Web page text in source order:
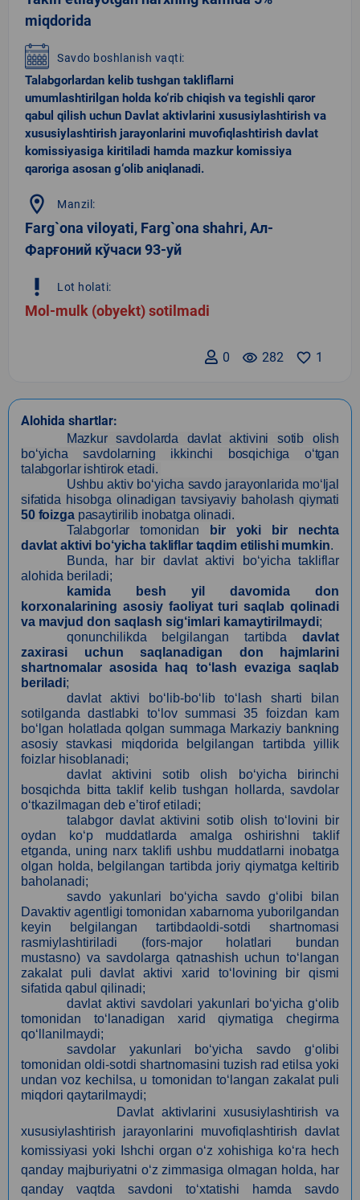
miqdorida
Savdo boshlanish vaqti:
Talabgorlardan kelib tushgan takliflarni
umumlashtirilgan holda ko‘rib chiqish va tegishli qaror
qabul qilish uchun Davlat aktivlarini xususiylashtirish va
xususiylashtirish jarayonlarini muvofiqlashtirish davlat
komissiyasiga kiritiladi hamda mazkur komissiya
qaroriga asosan g‘olib aniqlanadi.
location_on Manzil:
Farg`ona viloyati, Farg`ona shahri, Ал-
Фарғоний кўчаси 93-уй
priority_high Lot holati:
Mol-mulk (obyekt) sotilmadi
favorite_border 1
remove_red_eye 282
0
Alohida shartlar:
Mazkur savdolarda davlat aktivini sotib olish
bo‘yicha savdolarning ikkinchi bosqichiga o‘tgan
talabgorlar ishtirok etadi.
Ushbu aktiv bo‘yicha savdo jarayonlarida mo‘ljal
sifatida hisobga olinadigan tavsiyaviy baholash qiymati
50 foizga pasaytirilib inobatga olinadi.
Talabgorlar tomonidan
bir yoki bir nechta
davlat aktivi bo‘yicha takliflar taqdim etilishi mumkin.
Bunda, har bir davlat aktivi bo‘yicha takliflar
alohida beriladi;
kamida besh yil davomida don
korxonalarining asosiy faoliyat turi saqlab qolinadi
va mavjud don saqlash sig‘imlari kamaytirilmaydi;
qonunchilikda belgilangan tartibda davlat
zaxirasi uchun saqlanadigan don hajmlarini
shartnomalar asosida haq to‘lash evaziga saqlab
beriladi;
davlat aktivi bo‘lib-bo‘lib to‘lash sharti bilan
sotilganda dastlabki to‘lov summasi 35 foizdan kam
bo‘lgan holatlada qolgan summaga Markaziy bankning
asosiy stavkasi miqdorida belgilangan tartibda yillik
foizlar hisoblanadi;
davlat aktivini sotib olish bo‘yicha birinchi
bosqichda bitta taklif kelib tushgan hollarda, savdolar
o‘tkazilmagan deb eʼtirof etiladi;
talabgor davlat aktivini sotib olish to‘lovini bir
oydan ko‘p muddatlarda amalga oshirishni taklif
etganda, uning narx taklifi ushbu muddatlarni inobatga
olgan holda, belgilangan tartibda joriy qiymatga keltirib
baholanadi;
savdo yakunlari bo‘yicha savdo g‘olibi bilan
Davaktiv agentligi tomonidan xabarnoma yuborilgandan
keyin belgilangan tartibdaoldi-sotdi shartnomasi
rasmiylashtiriladi (fors-major holatlari bundan
mustasno) va savdolarga qatnashish uchun to‘langan
zakalat puli davlat aktivi xarid to‘lovining bir qismi
sifatida qabul qilinadi;
davlat aktivi savdolari yakunlari bo‘yicha g‘olib
tomonidan to‘lanadigan xarid qiymatiga chegirma
qo‘llanilmaydi;
savdolar yakunlari bo‘yicha savdo g‘olibi
tomonidan oldi-sotdi shartnomasini tuzish rad etilsa yoki
undan voz kechilsa, u tomonidan to‘langan zakalat puli
miqdori qaytarilmaydi;
Davlat aktivlarini xususiylashtirish va
xususiylashtirish jarayonlarini muvofiqlashtirish davlat
komissiyasi yoki Ishchi organ o‘z xohishiga ko‘ra hech
qanday majburiyatni o‘z zimmasiga olmagan holda, har
qanday vaqtda savdoni to‘xtatishi hamda savdo